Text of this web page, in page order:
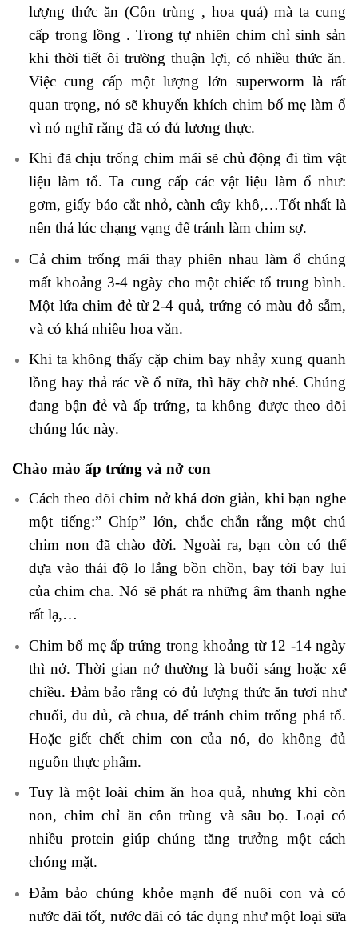
lượng thức ăn (Côn trùng , hoa quả) mà ta cung
cấp trong lồng . Trong tự nhiên chim chỉ sinh sản
khi thời tiết ôi trường thuận lợi, có nhiều thức ăn.
Việc cung cấp một lượng lớn superworm là rất
quan trọng, nó sẽ khuyến khích chim bố mẹ làm ổ
vì nó nghĩ rằng đã có đủ lương thực.
Khi đã chịu trống chim mái sẽ chủ động đi tìm vật
liệu làm tổ. Ta cung cấp các vật liệu làm ổ như:
gơm, giấy báo cắt nhỏ, cành cây khô,…Tốt nhất là
nên thả lúc chạng vạng để tránh làm chim sợ.
Cả chim trống mái thay phiên nhau làm ổ chúng
mất khoảng 3-4 ngày cho một chiếc tổ trung bình.
Một lứa chim đẻ từ 2-4 quả, trứng có màu đỏ sẫm,
và có khá nhiều hoa văn.
Khi ta không thấy cặp chim bay nhảy xung quanh
lồng hay thả rác về ổ nữa, thì hãy chờ nhé. Chúng
đang bận đẻ và ấp trứng, ta không được theo dõi
chúng lúc này.
Chào mào ấp trứng và nở con
Cách theo dõi chim nở khá đơn giản, khi bạn nghe
một tiếng:” Chíp” lớn, chắc chắn rằng một chú
chim non đã chào đời. Ngoài ra, bạn còn có thể
dựa vào thái độ lo lắng bồn chồn, bay tới bay lui
của chim cha. Nó sẽ phát ra những âm thanh nghe
rất lạ,…
Chim bố mẹ ấp trứng trong khoảng từ 12 -14 ngày
thì nở. Thời gian nở thường là buổi sáng hoặc xế
chiều. Đảm bảo rằng có đủ lượng thức ăn tươi như
chuối, đu đủ, cà chua, để tránh chim trống phá tổ.
Hoặc giết chết chim con của nó, do không đủ
nguồn thực phẩm.
Tuy là một loài chim ăn hoa quả, nhưng khi còn
non, chim chỉ ăn côn trùng và sâu bọ. Loại có
nhiều protein giúp chúng tăng trưởng một cách
chóng mặt.
Đảm bảo chúng khỏe mạnh để nuôi con và có
nước dãi tốt, nước dãi có tác dụng như một loại sữa